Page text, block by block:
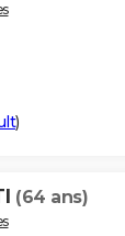
)
(64 ans)